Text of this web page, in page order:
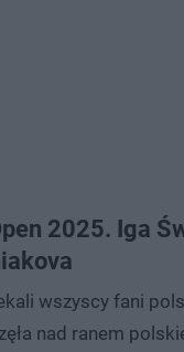
2025. Iga
wszyscy fani
nad ranem